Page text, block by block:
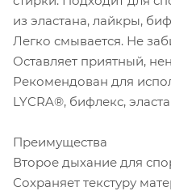
из эластана, лайкры,
Легко смывается. Не
Оставляет приятный,
Рекомендован для
LYCRA®, бифлекс,
Преимущества
Второе дыхание для
Сохраняет текстуру